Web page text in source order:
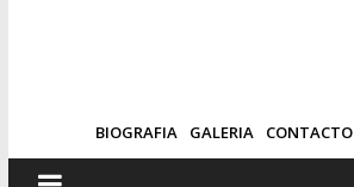
BIOGRAFIA GALERIA CONTACTO